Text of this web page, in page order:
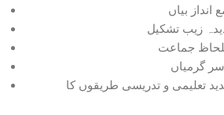
بیاں
زیب تشکیل
جماعت
گرمیاں
تعلیمی و تدریسی طریقوں کا